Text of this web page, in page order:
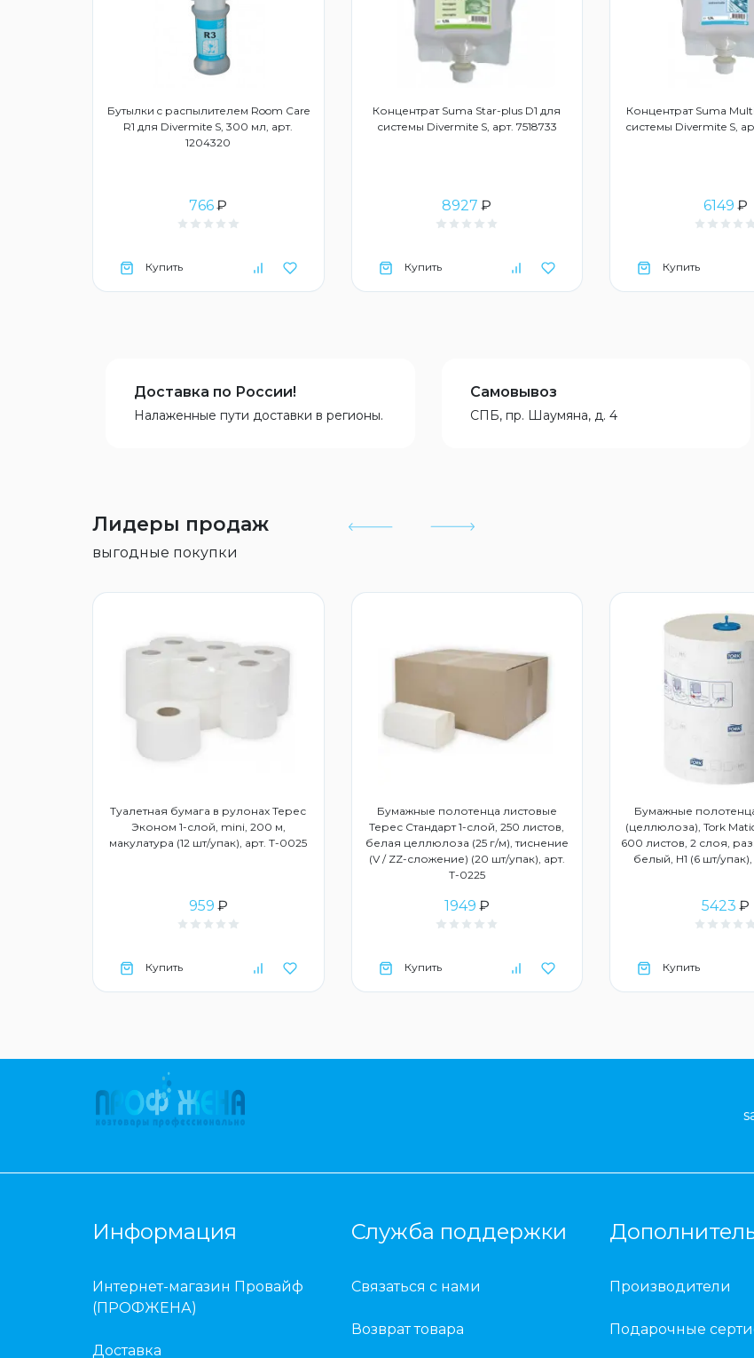
Бутылки c распылителем Room Care
R1 для Divermite S, 300 мл, арт.
1204320
766₽
Купить
Концентрат Suma Star-plus D1 для
системы Divermite S, арт. 7518733
8927 ₽
Купить
Концентрат Suma
системы Divermite S,
6149 ₽
Купить
Доставка по России!
Налаженные пути доставки в регионы.
Самовывоз
СПБ, пр. Шаумяна, д. 4
Лидеры продаж
выгодные покупки
Туалетная бумага в рулонах Терес
Эконом 1-слой, mini, 200 м,
макулатура (12 шт/упак), арт. Т-0025
959 ₽
Купить
Бумажные полотенца листовые
Терес Стандарт 1-слой, 250 листов,
белая целлюлоза (25 г/м), тиснение
(V / ZZ-сложение) (20 шт/упак), арт.
Т-0225
1949 ₽
Купить
Бумажные
(целлюлоза), Tork
600 листов, 2 слоя,
белый, Н1 (6 шт/упак),
5423 ₽
Купить
Информация
Интернет-магазин Провайф
(ПРОФЖЕНА)
Доставка
Служба поддержки
Связаться с нами
Возврат товара
Производители
Подарочные